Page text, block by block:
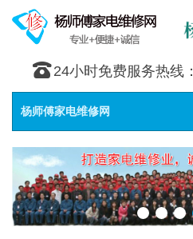
󰇯 24小时免费服务热线：
杨师傅家电维修网